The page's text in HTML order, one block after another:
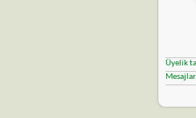
Üyelik
Mesajlar